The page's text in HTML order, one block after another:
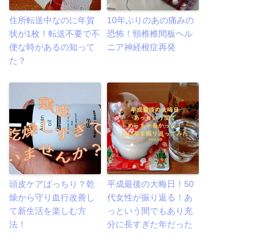
住所転送中なのに年賀
状が1枚！転送不要で不
便な時があるの知って
た？
10年ぶりのあの痛みの
恐怖！頸椎椎間板ヘル
ニア神経根症再発
頭皮ケアばっちり？乾
燥から守り血行改善し
て新生活を楽しむ方
法！
平成最後の大晦日！50
代女性が振り返る！あ
っという間でもあり充
分に長すぎた年だった